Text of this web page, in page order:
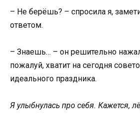
– Не берёшь? – спросила я,
ответом.
– Знаешь… – он решительно
пожалуй, хватит на сегодня
идеального праздника.
Я улыбнулась про себя. Кажется,